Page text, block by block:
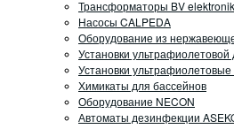
Трансформаторы BV elektronik
Насосы CALPEDA
Оборудование из
Установки
Установки
Химикаты для бассейнов
Оборудование NECON
Автоматы дезинфекции